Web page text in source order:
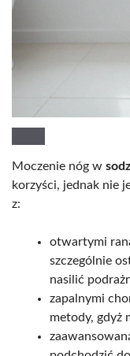
Moczenie nóg w
korzyści, jednak nie
z:
otwartymi
szczególnie
nasilić
zapalnymi
metody, gdyż